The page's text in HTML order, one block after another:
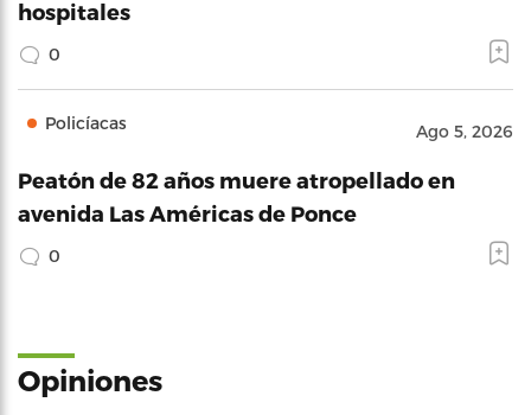
hospitales
0
Policíacas Ago 5, 2026
Peatón de 82 años muere atropellado en
avenida Las Américas de Ponce
0
Opiniones